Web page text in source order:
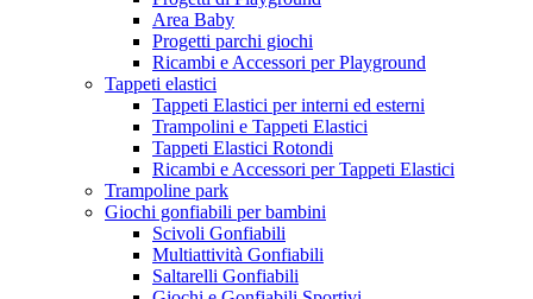
Area Baby
Progetti parchi giochi
Ricambi e Accessori per Playground
Tappeti elastici
Tappeti Elastici per interni ed esterni
Trampolini e Tappeti Elastici
Tappeti Elastici Rotondi
Ricambi e Accessori per Tappeti Elastici
Trampoline park
Giochi gonfiabili per bambini
Scivoli Gonfiabili
Multiattività Gonfiabili
Saltarelli Gonfiabili